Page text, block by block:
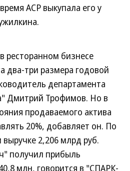
ACP выкупала его у
ресторанном бизнесе
два-три размера годовой
департамента
Дмитрий Трофимов. Но в
продаваемого актива
20%, добавляет он. По
2,206 млрд руб.
получил прибыль
млн, говорится в "СПАРК-